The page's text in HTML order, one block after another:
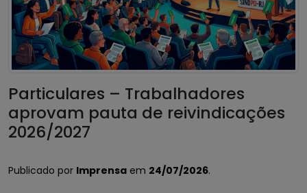
Particulares – Trabalhadores
aprovam pauta de reivindicações
2026/2027
Publicado por Imprensa em 24/07/2026.